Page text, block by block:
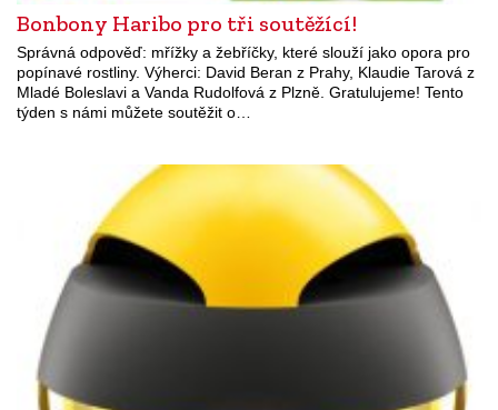
Bonbony Haribo pro tři soutěžící!
Správná odpověď: mřížky a žebříčky, které slouží jako opora pro
popínavé rostliny. Výherci: David Beran z Prahy, Klaudie Tarová z
Mladé Boleslavi a Vanda Rudolfová z Plzně. Gratulujeme! Tento
týden s námi můžete soutěžit o…